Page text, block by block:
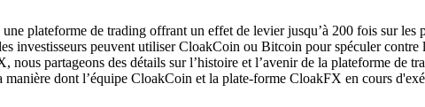
plateforme de trading offrant un effet de levier jusqu’à 200 fois sur les
investisseurs peuvent utiliser CloakCoin ou Bitcoin pour spéculer contre
partageons des détails sur l’histoire et l’avenir de la plateforme de
dont l’équipe CloakCoin et la plate-forme CloakFX en cours